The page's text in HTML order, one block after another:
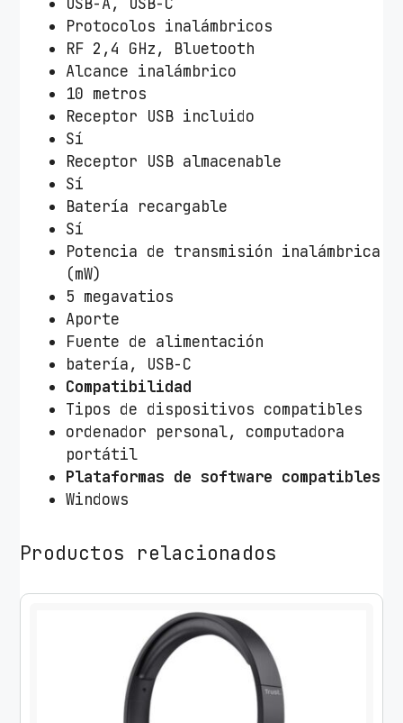
Protocolos inalámbricos
RF 2,4 GHz, Bluetooth
Alcance inalámbrico
10 metros
Receptor USB incluido
Sí
Receptor USB almacenable
Sí
Batería recargable
Sí
Potencia de transmisión inalámbrica
(mW)
5 megavatios
Aporte
Fuente de alimentación
batería, USB-C
Compatibilidad
Tipos de dispositivos compatibles
ordenador personal, computadora
portátil
Plataformas de software compatibles
Windows
Productos relacionados